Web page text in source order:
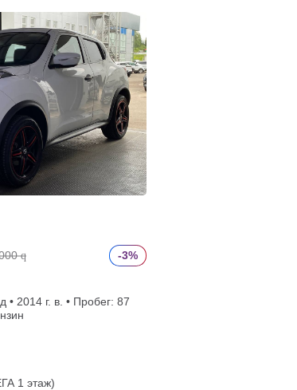
q
-3%
• 2014 г. в. • Пробег: 87
1 этаж)